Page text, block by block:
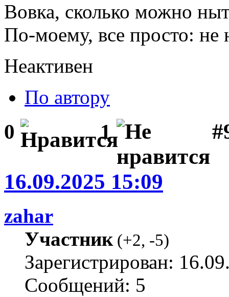
Вовка, сколько можно
По-моему, все просто: не
Неактивен
По автору
0 1
16.09.2025 15:09
zahar
Участник(+2, -5)
Зарегистрирован:
Сообщений: 5